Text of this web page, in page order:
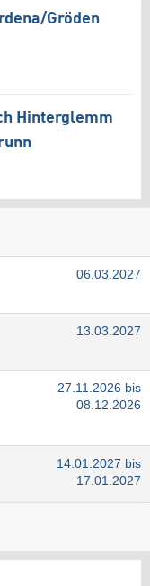
​Gröden
Hinterglemm
06.03.2027
13.03.2027
27.11.2026 bis
08.12.2026
14.01.2027 bis
17.01.2027